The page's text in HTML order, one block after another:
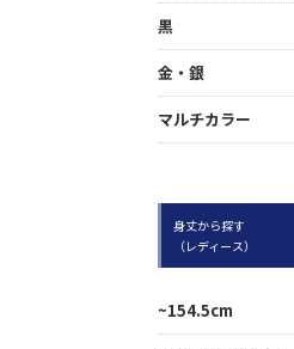
黒
金・銀
マルチカラー
身丈から探す
（レディース）
~154.5cm